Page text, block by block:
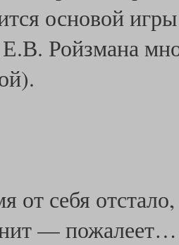
основой
Ройзмана
от себя отстало,
— пожалеет…